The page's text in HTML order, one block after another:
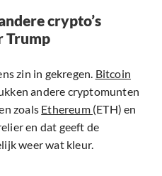
crypto’s
Trump
zin in gekregen. Bitcoin
andere cryptomunten
zoals Ethereum (ETH) en
en dat geeft de
weer wat kleur.